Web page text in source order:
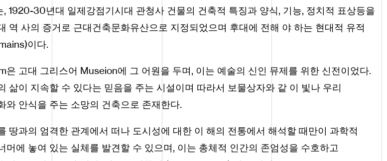
, 1920-30년대 일제강점기시대 관청사 건물의 건축적 특징과 양식, 기능, 정치적 표상등을
역 사의 증거로 근대건축문화유산으로 지정되었으며 후대에 전해 야 하는 현대적 유적
이다.
은 고대 그리스어 Museion에 그 어원을 두며, 이는 예술의 신인 뮤제를 위한 신전이었다.
삶이 지속할 수 있다는 믿음을 주는 시설이며 따라서 보물상자와 같 이 빛나 우리
와 안식을 주는 소망의 건축으로 존재한다.
땅과의 엄격한 관계에서 떠나 도시성에 대한 이 해의 전통에서 해석할 때만이 과학적
머에 놓여 있는 실체를 발견할 수 있으며, 이는 총체적 인간의 존엄성을 수호하고